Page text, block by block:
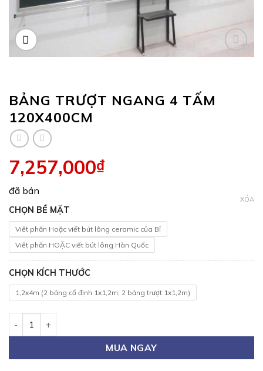
BẢNG TRƯỢT NGANG 4 TẤM
120X400CM
7,257,000₫
đã bán
CHỌN BỀ MẶT
Viết phấn Hoặc viết bút lông ceramic của Bỉ
Viết phấn HOẶC viết bút lông Hàn Quốc
CHỌN KÍCH THƯỚC
1,2x4m (2 bảng cố định 1x1,2m; 2 bảng trượt 1x1,2m)
XÓA
MUA NGAY